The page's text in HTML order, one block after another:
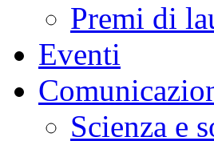
Premi di
Eventi
Scienza e